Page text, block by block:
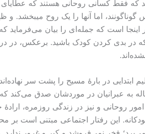
گوناگونند، اما آنها را يک روح
است که جمله‌ای را بیان می‌فرماید
ابتدایی در بارۀ مسیح را پشت سر
به عبرانیان در موردشان صدق می‌کند
امور روحانی و نیز در زندگی روزمره،
کودکانه. این رفتار اجتماعی مبتنی